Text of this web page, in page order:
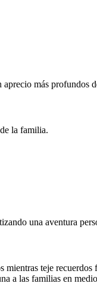
más profundos
la familia.
una aventura
teje
a las familias en